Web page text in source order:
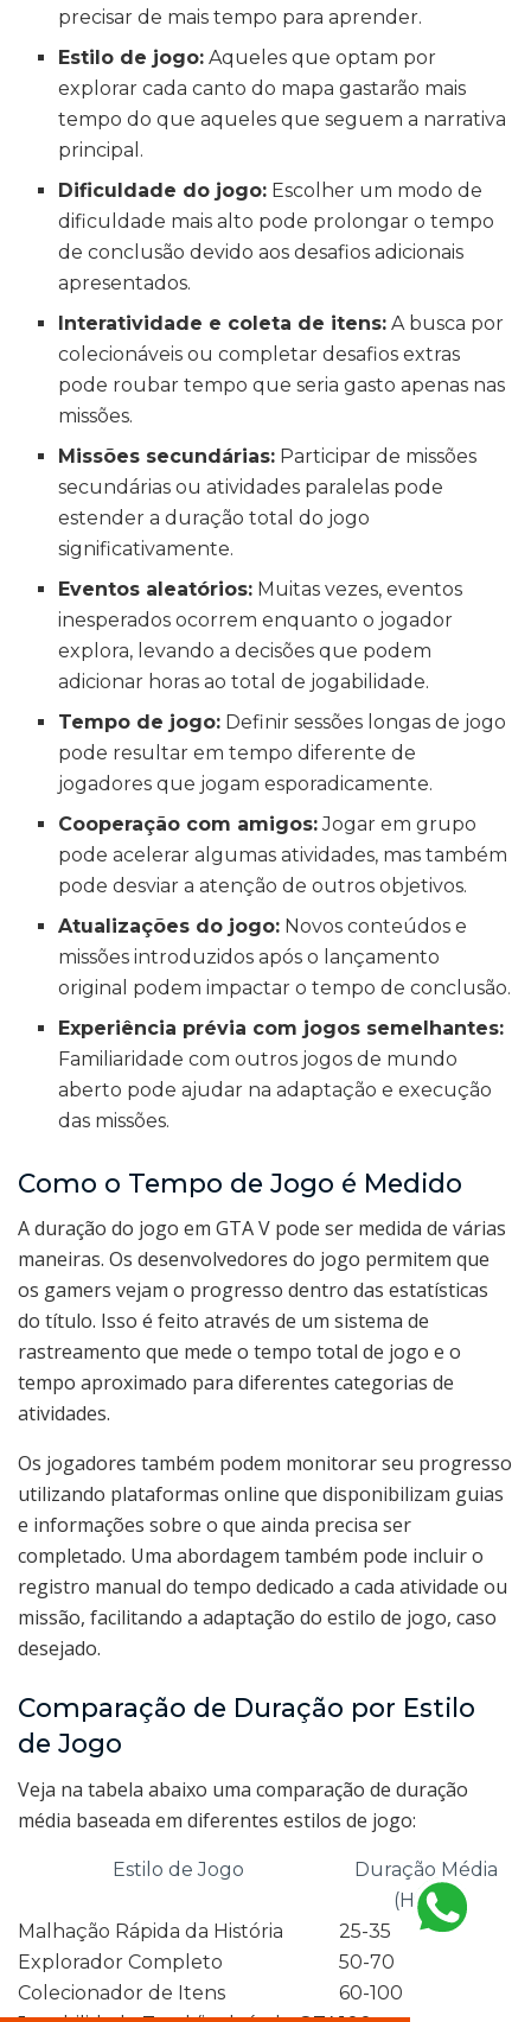
precisar de mais tempo para aprender.
Estilo de jogo: Aqueles que optam por
explorar cada canto do mapa gastarão mais
tempo do que aqueles que seguem a narrativa
principal.
Dificuldade do jogo: Escolher um modo de
dificuldade mais alto pode prolongar o tempo
de conclusão devido aos desafios adicionais
apresentados.
Interatividade e coleta de itens: A busca por
colecionáveis ou completar desafios extras
pode roubar tempo que seria gasto apenas nas
missões.
Missões secundárias: Participar de missões
secundárias ou atividades paralelas pode
estender a duração total do jogo
significativamente.
Eventos aleatórios: Muitas vezes, eventos
inesperados ocorrem enquanto o jogador
explora, levando a decisões que podem
adicionar horas ao total de jogabilidade.
Tempo de jogo: Definir sessões longas de jogo
pode resultar em tempo diferente de
jogadores que jogam esporadicamente.
Cooperação com amigos:Jogar em grupo
pode acelerar algumas atividades, mas também
pode desviar a atenção de outros objetivos.
Atualizações do jogo: Novos conteúdos e
missões introduzidos após o lançamento
original podem impactar o tempo de conclusão.
Experiência prévia com jogos semelhantes:
Familiaridade com outros jogos de mundo
aberto pode ajudar na adaptação e execução
das missões.
Como o Tempo de Jogo é Medido
A duração do jogo em GTA V pode ser medida de várias
maneiras. Os desenvolvedores do jogo permitem que
os gamers vejam o progresso dentro das estatísticas
do título. Isso é feito através de um sistema de
rastreamento que mede o tempo total de jogo e o
tempo aproximado para diferentes categorias de
atividades.
Os jogadores também podem monitorar seu progresso
utilizando plataformas online que disponibilizam guias
e informações sobre o que ainda precisa ser
completado. Uma abordagem também pode incluir o
registro manual do tempo dedicado a cada atividade ou
missão, facilitando a adaptação do estilo de jogo, caso
desejado.
Comparação de Duração por Estilo
de Jogo
Veja na tabela abaixo uma comparação de duração
média baseada em diferentes estilos de jogo:
Estilo de Jogo
Duração Média
(Horas)
Malhação Rápida da História
25-35
Explorador Completo
50-70
Colecionador de Itens
60-100